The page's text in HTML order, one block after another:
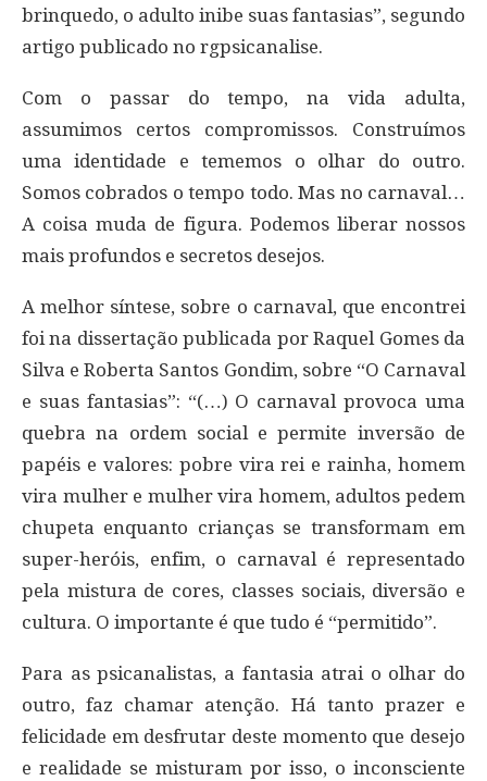
brinquedo, o adulto inibe suas fantasias”, segundo
artigo publicado no rgpsicanalise.
Com o passar do tempo, na vida adulta,
assumimos certos compromissos. Construímos
uma identidade e tememos o olhar do outro.
Somos cobrados o tempo todo. Mas no carnaval…
A coisa muda de figura. Podemos liberar nossos
mais profundos e secretos desejos.
A melhor síntese, sobre o carnaval, que encontrei
foi na dissertação publicada por Raquel Gomes da
Silva e Roberta Santos Gondim, sobre “O Carnaval
e suas fantasias”: “(…) O carnaval provoca uma
quebra na ordem social e permite inversão de
papéis e valores: pobre vira rei e rainha, homem
vira mulher e mulher vira homem, adultos pedem
chupeta enquanto crianças se transformam em
super-heróis, enfim, o carnaval é representado
pela mistura de cores, classes sociais, diversão e
cultura. O importante é que tudo é “permitido”.
Para as psicanalistas, a fantasia atrai o olhar do
outro, faz chamar atenção. Há tanto prazer e
felicidade em desfrutar deste momento que desejo
e realidade se misturam por isso, o inconsciente